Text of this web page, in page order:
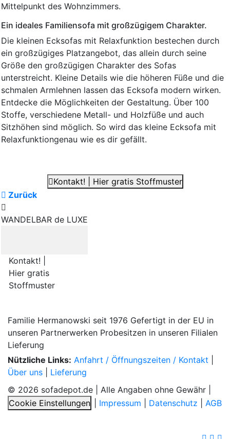
Mittelpunkt des Wohnzimmers.
Ein ideales Familiensofa mit großzügigem Charakter.
Die kleinen Ecksofas mit Relaxfunktion bestechen durch
ein großzügiges Platzangebot, das allein durch seine
Größe den großzügigen Charakter des Sofas
unterstreicht. Kleine Details wie die höheren Füße und die
schmalen Armlehnen lassen das Ecksofa modern wirken.
Entdecke die Möglichkeiten der Gestaltung. Über 100
Stoffe, verschiedene Metall- und Holzfüße und auch
Sitzhöhen sind möglich. So wird das kleine Ecksofa mit
Relaxfunktiongenau wie es dir gefällt.
Kontakt! | Hier gratis Stoffmuster
Zurück
WANDELBAR de LUXE
Kontakt! |
Hier gratis
Stoffmuster
Familie Hermanowski seit 1976 Gefertigt in der EU in
unseren Partnerwerken Probesitzen in unseren Filialen
Lieferung
Nützliche Links: Anfahrt / Öffnungszeiten / Kontakt
Über uns
Lieferung
© 2026 sofadepot.de | Alle Angaben ohne Gewähr |
Cookie Einstellungen
Impressum Datenschutz AGB